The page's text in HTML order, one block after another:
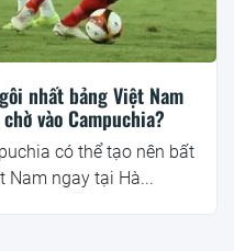
nhất bảng Việt Nam
vào Campuchia?
có thể tạo nên bất
Nam ngay tại Hà...